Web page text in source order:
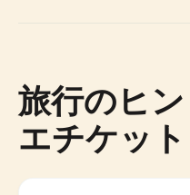
旅行のヒ
エチケット